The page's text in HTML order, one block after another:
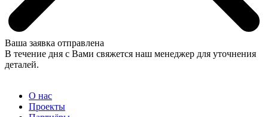
Ваша заявка отправлена
В течение дня с Вами свяжется наш менеджер для уточнения
деталей.
О нас
Проекты